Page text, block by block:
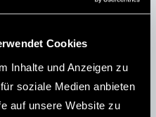
Cookies
Inhalte und Anzeigen zu
soziale Medien anbieten
auf unsere Website zu